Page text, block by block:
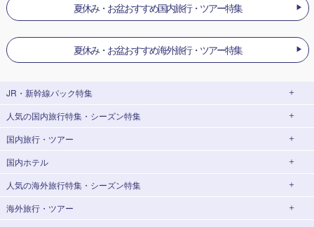
夏休み・お盆おすすめ国内旅行・ツアー特集
夏休み・お盆おすすめ海外旅行・ツアー特集
JR・新幹線パック特集
JR・新幹線＋ホテルパック
出張パック
人気の国内旅行特集・シーズン特集
東京ディズニーリゾート®への旅
ユニバーサル・スタジオ・ジャパン(USJ)
国内旅行・ツアー
北海道旅行・ツアー
東北旅行・ツアー
青森旅行・ツアー
国内ホテル
北海道ホテル・旅館
人気の海外旅行特集・シーズン特集
添乗員付きツアー特集
海外旅行・ツアー